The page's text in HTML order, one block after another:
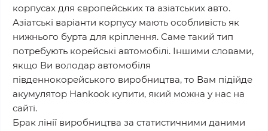
корпусах для європейських та азіатських авто.
Азіатські варіанти корпусу мають особливість як
нижнього бурта для кріплення. Саме такий тип
потребують корейські автомобілі. Іншими словами,
якщо Ви володар автомобіля
південнокорейського виробництва, то Вам підійде
акумулятор Hankook купити, який можна у нас на
сайті.
Брак лінії виробництва за статистичними даними